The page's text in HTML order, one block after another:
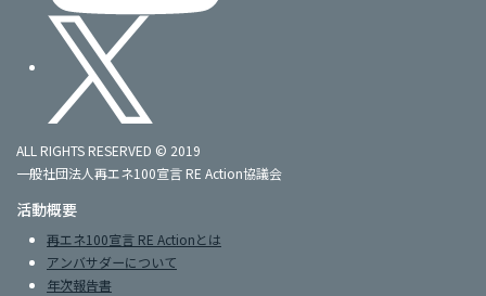
ALL RIGHTS RESERVED © 2019
一般社団法人再エネ100宣言 RE Action協議会
活動概要
再エネ100宣言 RE Actionとは
アンバサダーについて
年次報告書